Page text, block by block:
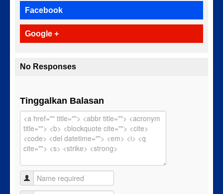
Facebook
Google +
No Responses
Tinggalkan Balasan